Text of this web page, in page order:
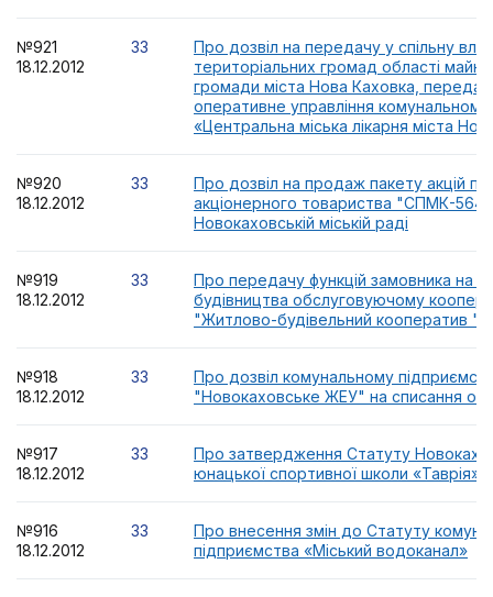
№921
18.12.2012
33
Про дозвіл на передачу у спільну
територіальних громад області
громади міста Нова Каховка,
оперативне управління комунальному
«Центральна міська лікарня міста
№920
18.12.2012
33
Про дозвіл на продаж пакету акцій
акціонерного товариства "СПМК-
Новокаховській міській раді
№919
18.12.2012
33
Про передачу функцій замовника на
будівництва обслуговуючому
"Житлово-будівельний кооператив
№918
18.12.2012
33
Про дозвіл комунальному
"Новокаховське ЖЕУ" на списання
№917
18.12.2012
33
Про затвердження Статуту
юнацької спортивної школи «Таврія» у
№916
18.12.2012
33
Про внесення змін до Статуту
підприємства «Міський водоканал»